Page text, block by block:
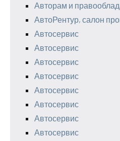
Авторам и
АвтоРентур, салон
Автосервис
Автосервис
Автосервис
Автосервис
Автосервис
Автосервис
Автосервис
Автосервис